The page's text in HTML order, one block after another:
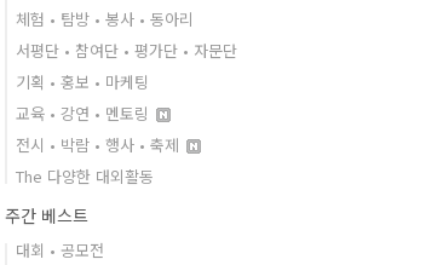
체험 • 탐방 • 봉사 • 동아리
서평단 • 참여단 • 평가단 • 자문단
기획 • 홍보 • 마케팅
교육 • 강연 • 멘토링
전시 • 박람 • 행사 • 축제
The 다양한 대외활동
주간 베스트
대회 • 공모전